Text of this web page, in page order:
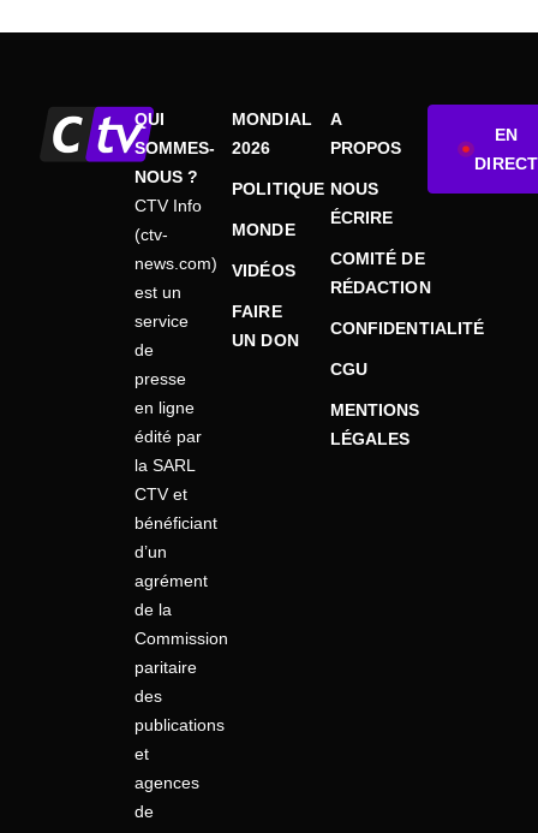
QUI
SOMMES-
NOUS ?
CTV Info
(ctv-
news.com)
est un
service
de
presse
en ligne
édité par
la SARL
CTV et
bénéficiant
d’un
agrément
de la
Commission
paritaire
des
publications
et
agences
de
MONDIAL
2026
POLITIQUE
MONDE
VIDÉOS
FAIRE
UN DON
A
PROPOS
NOUS
ÉCRIRE
COMITÉ DE
RÉDACTION
CONFIDENTIALITÉ
CGU
MENTIONS
LÉGALES
EN
DIRECT